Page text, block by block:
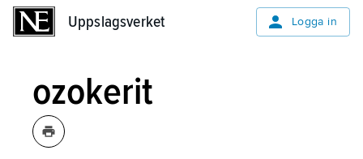
Uppslagsverket Logga in
ozokerit